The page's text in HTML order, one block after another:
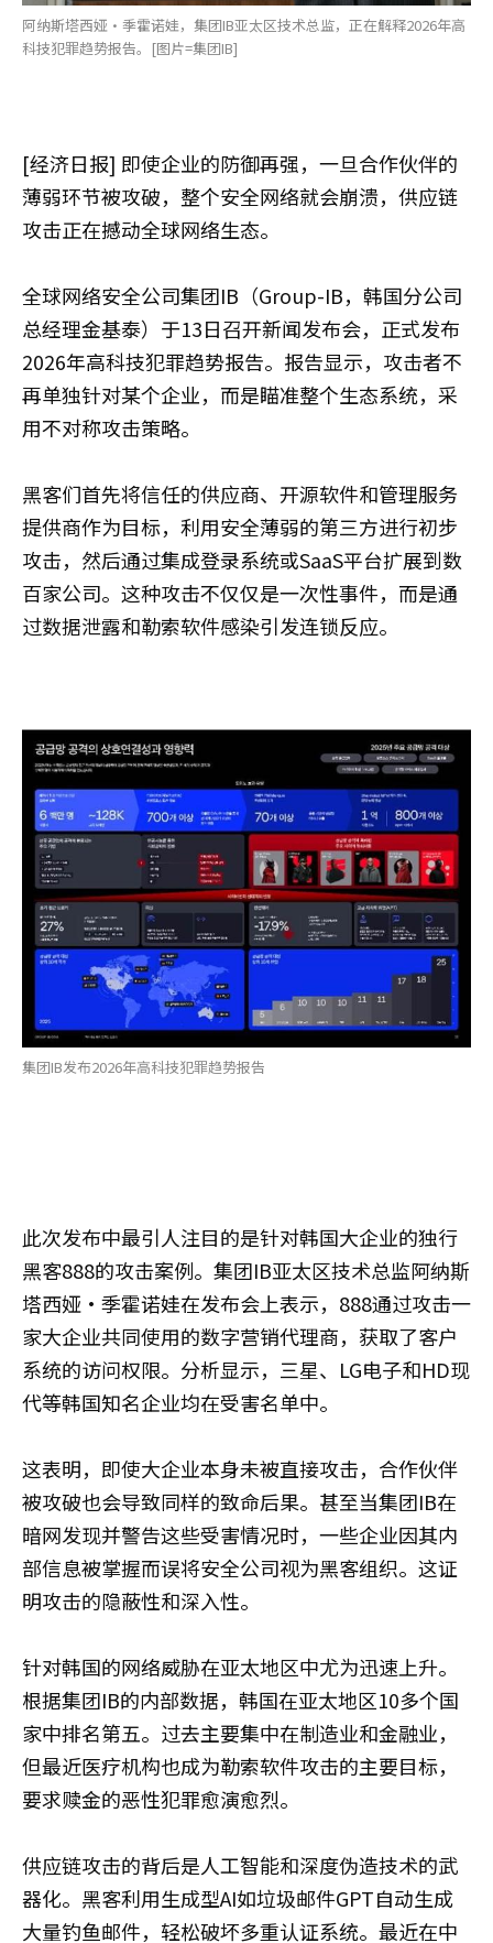
阿纳斯塔西娅·季霍诺娃，集团IB亚太区技术总监，正在解释2026年高
科技犯罪趋势报告。[图片=集团IB]
[经济日报] 即使企业的防御再强，一旦合作伙伴的
薄弱环节被攻破，整个安全网络就会崩溃，供应链
攻击正在撼动全球网络生态。
全球网络安全公司集团IB（Group-IB，韩国分公司
总经理金基泰）于13日召开新闻发布会，正式发布
2026年高科技犯罪趋势报告。报告显示，攻击者不
再单独针对某个企业，而是瞄准整个生态系统，采
用不对称攻击策略。
黑客们首先将信任的供应商、开源软件和管理服务
提供商作为目标，利用安全薄弱的第三方进行初步
攻击，然后通过集成登录系统或SaaS平台扩展到数
百家公司。这种攻击不仅仅是一次性事件，而是通
过数据泄露和勒索软件感染引发连锁反应。
集团IB发布2026年高科技犯罪趋势报告
此次发布中最引人注目的是针对韩国大企业的独行
黑客888的攻击案例。集团IB亚太区技术总监阿纳斯
塔西娅·季霍诺娃在发布会上表示，888通过攻击一
家大企业共同使用的数字营销代理商，获取了客户
系统的访问权限。分析显示，三星、LG电子和HD现
代等韩国知名企业均在受害名单中。
这表明，即使大企业本身未被直接攻击，合作伙伴
被攻破也会导致同样的致命后果。甚至当集团IB在
暗网发现并警告这些受害情况时，一些企业因其内
部信息被掌握而误将安全公司视为黑客组织。这证
明攻击的隐蔽性和深入性。
针对韩国的网络威胁在亚太地区中尤为迅速上升。
根据集团IB的内部数据，韩国在亚太地区10多个国
家中排名第五。过去主要集中在制造业和金融业，
但最近医疗机构也成为勒索软件攻击的主要目标，
要求赎金的恶性犯罪愈演愈烈。
供应链攻击的背后是人工智能和深度伪造技术的武
器化。黑客利用生成型AI如垃圾邮件GPT自动生成
大量钓鱼邮件，轻松破坏多重认证系统。最近在中